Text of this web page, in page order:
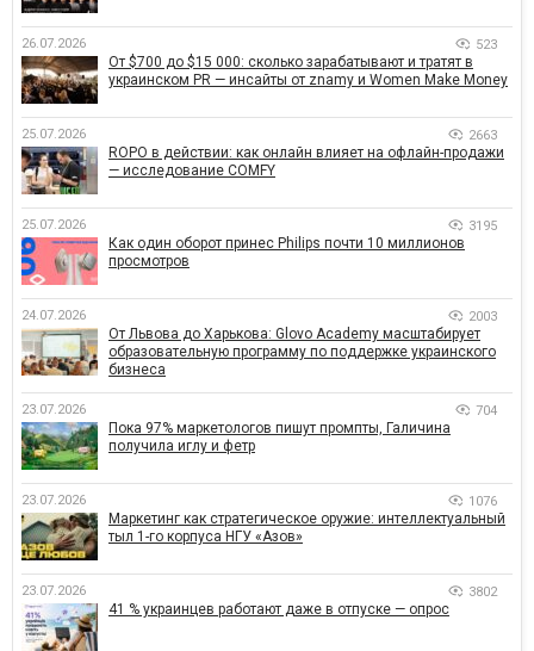
26.07.2026 523
От $700 до $15 000: сколько зарабатывают и тратят в
украинском PR — инсайты от znamy и Women Make Money
25.07.2026 2663
ROPO в действии: как онлайн влияет на офлайн-продажи
— исследование COMFY
25.07.2026 3195
Как один оборот принес Philips почти 10 миллионов
просмотров
24.07.2026 2003
От Львова до Харькова: Glovo Academy масштабирует
образовательную программу по поддержке украинского
бизнеса
23.07.2026 704
Пока 97% маркетологов пишут промпты, Галичина
получила иглу и фетр
23.07.2026 1076
Маркетинг как стратегическое оружие: интеллектуальный
тыл 1-го корпуса НГУ «Азов»
23.07.2026 3802
41 % украинцев работают даже в отпуске — опрос